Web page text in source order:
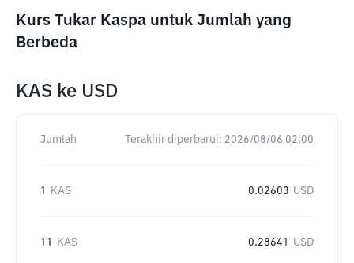
Kurs Tukar Kaspa untuk Jumlah yang
Berbeda
KAS ke USD
Jumlah Terakhir diperbarui: 2026/08/06 02:00
1 KAS 0.02603 USD
11 KAS 0.28641 USD